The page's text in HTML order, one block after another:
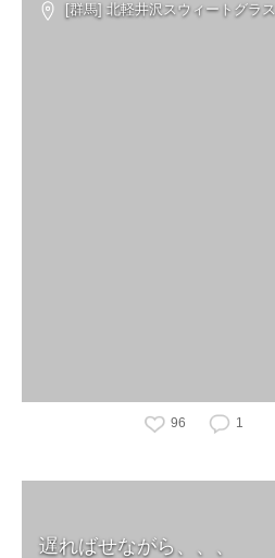
[群馬] 北軽井沢スウィートグラス
96 1
遅ればせながら、、、